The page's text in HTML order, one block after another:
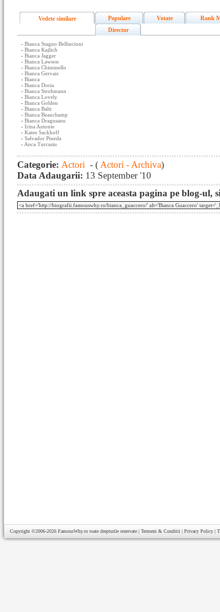
Vedete similare Populare Votate
Rank
Director
- Bianca Stagno Bellincioni
- Bianca Kajlich
- Bianca Jagger
- Bianca Lawson
- Bianca Chiminello
- Bianca Gervais
- Bianca
- Bianca Doria
- Bianca Strohmann
- Bianca Lovely
- Bianca Golden
- Bianca Balti
- Bianca Beauchamp
- Bianca Dragusanu
- Irina Antonie
- Katee Sackhoff
- Salvador Pineda
- Anca Turcasiu
Categorie: Actori - ( Actori - Archiva)
Data Adaugarii: 13 September '10
Adaugati un link spre aceasta pagina pe blog-ul,
Copyright ©2006-2026 FamousWhy.ro toate drepturile rezervate | Termeni & Conditii | Privacy Policy |